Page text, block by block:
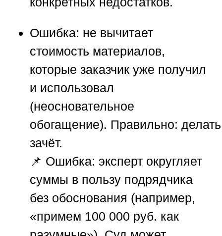
Ошибка: не вычитает
стоимость материалов,
которые заказчик уже получил
и использовал
(неосновательное
обогащение). Правильно: делать
зачёт.
📌 Ошибка: эксперт округляет
суммы в пользу подрядчика
без обоснования (например,
«примем 100 000 руб. как